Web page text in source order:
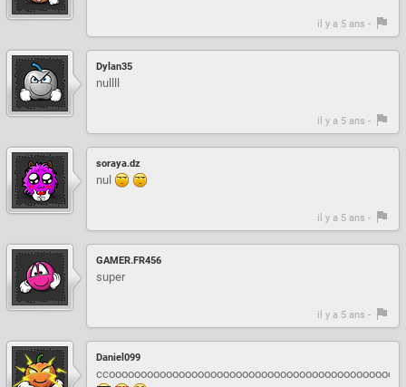
il y a 5 ans -
Dylan35
nullll
il y a 5 ans -
soraya.dz
nul
il y a 5 ans -
GAMER.FR456
super
il y a 5 ans -
Daniel099